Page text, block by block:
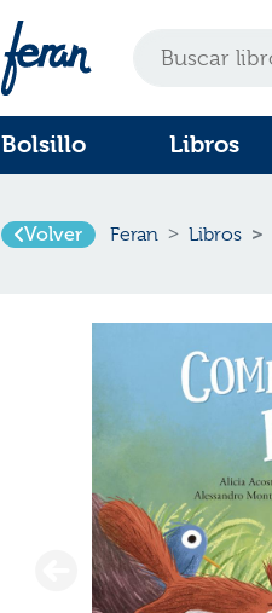
Bolsillo Libros
Volver Feran Libros